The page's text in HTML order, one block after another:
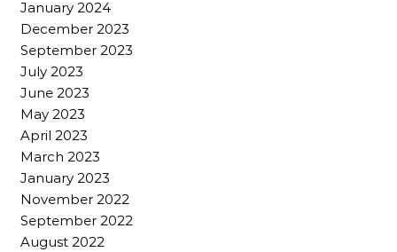
January 2024
December 2023
September 2023
July 2023
June 2023
May 2023
April 2023
March 2023
January 2023
November 2022
September 2022
August 2022